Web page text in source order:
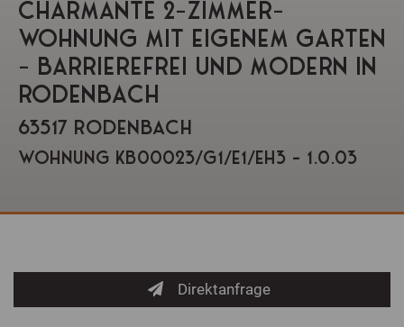
CHARMANTE 2-ZIMMER-
WOHNUNG MIT EIGENEM GARTEN
– BARRIEREFREI UND MODERN IN
RODENBACH
63517 RODENBACH
Wohnung KB00023/G1/E1/Eh3 - 1.0.03
Direktanfrage